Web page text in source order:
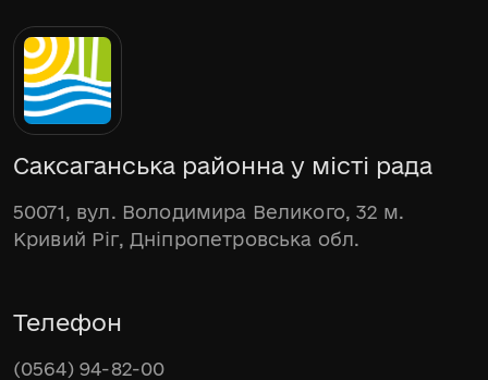
Саксаганська районна у місті рада
50071, вул. Володимира Великого, 32 м.
Кривий Ріг, Дніпропетровська обл.
Телефон
(0564) 94-82-00